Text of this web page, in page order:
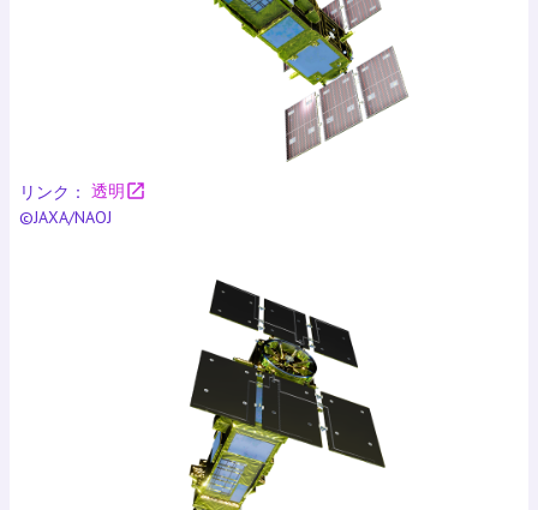
リンク： 透明 open_in_new
©JAXA/NAOJ